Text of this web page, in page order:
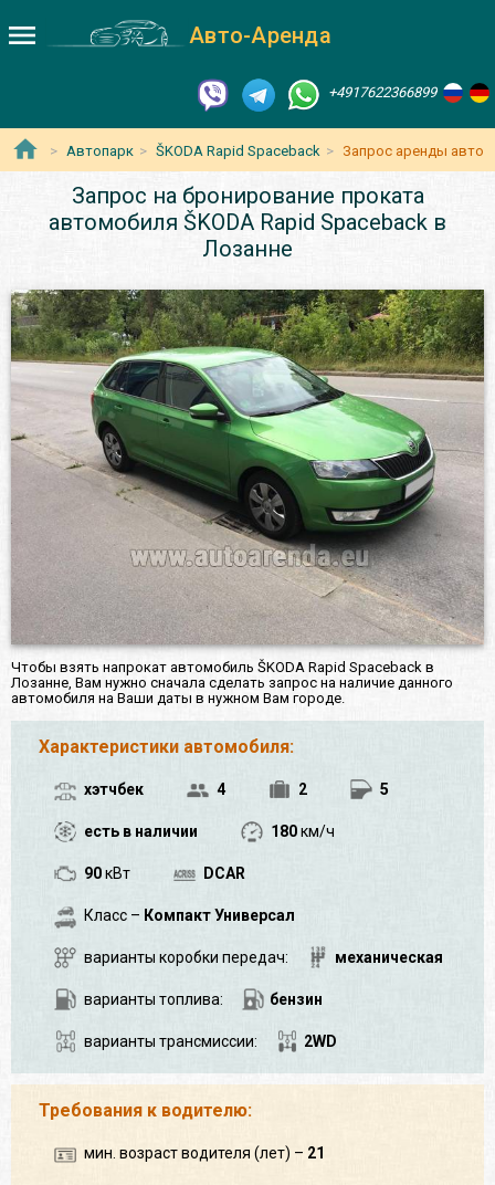
Авто-Аренда
+4917622366899
Автопарк ŠKODA Rapid Spaceback Запрос аренды авто
Запрос на бронирование проката
автомобиля ŠKODA Rapid Spaceback в
Лозанне
Чтобы взять напрокат автомобиль ŠKODA Rapid Spaceback в
Лозанне, Вам нужно сначала сделать запрос на наличие данного
автомобиля на Ваши даты в нужном Вам городе.
Характеристики автомобиля:
хэтчбек 4 2 5
есть в наличии 180км/ч
90кВт DCAR
Класс – Компакт Универсал
варианты коробки передач: механическая
варианты топлива: бензин
варианты трансмиссии: 2WD
Требования к водителю:
мин. возраст водителя (лет) – 21